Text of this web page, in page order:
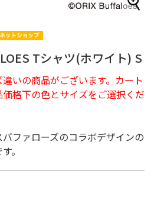
Tシャツ(ホワイト) S
いの商品がございます。カート
格下の色とサイズをご選択くだ
ファローズのコラボデザインの
。